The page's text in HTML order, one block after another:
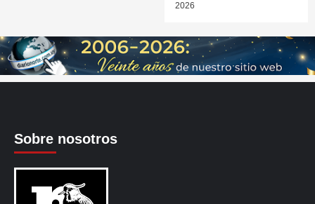
2026
Sobre nosotros